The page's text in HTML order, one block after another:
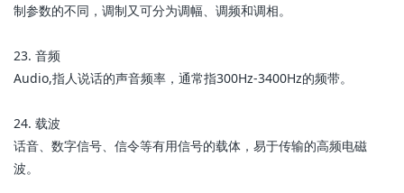
制参数的不同，调制又可分为调幅、调频和调相。
23. 音频
Audio,指人说话的声音频率，通常指300Hz-3400Hz的频带。
24. 载波
话音、数字信号、信令等有用信号的载体，易于传输的高频电磁
波。